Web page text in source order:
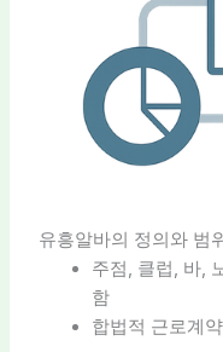
유흥알바의 정의와 범
주점, 클럽, 바,
함
합법적 근로계